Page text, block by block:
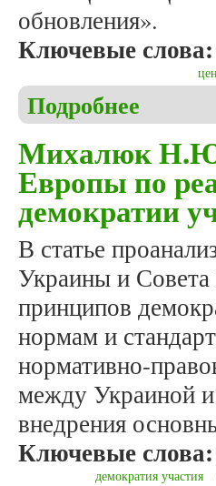
обновления».
Ключевые слова:
Подробнее
Михалюк Н.Ю.
Европы по
демократии
В статье
Украины и
принципов
нормам и
нормативно-
между Украиной
внедрения
Ключевые слова:
демократия участия